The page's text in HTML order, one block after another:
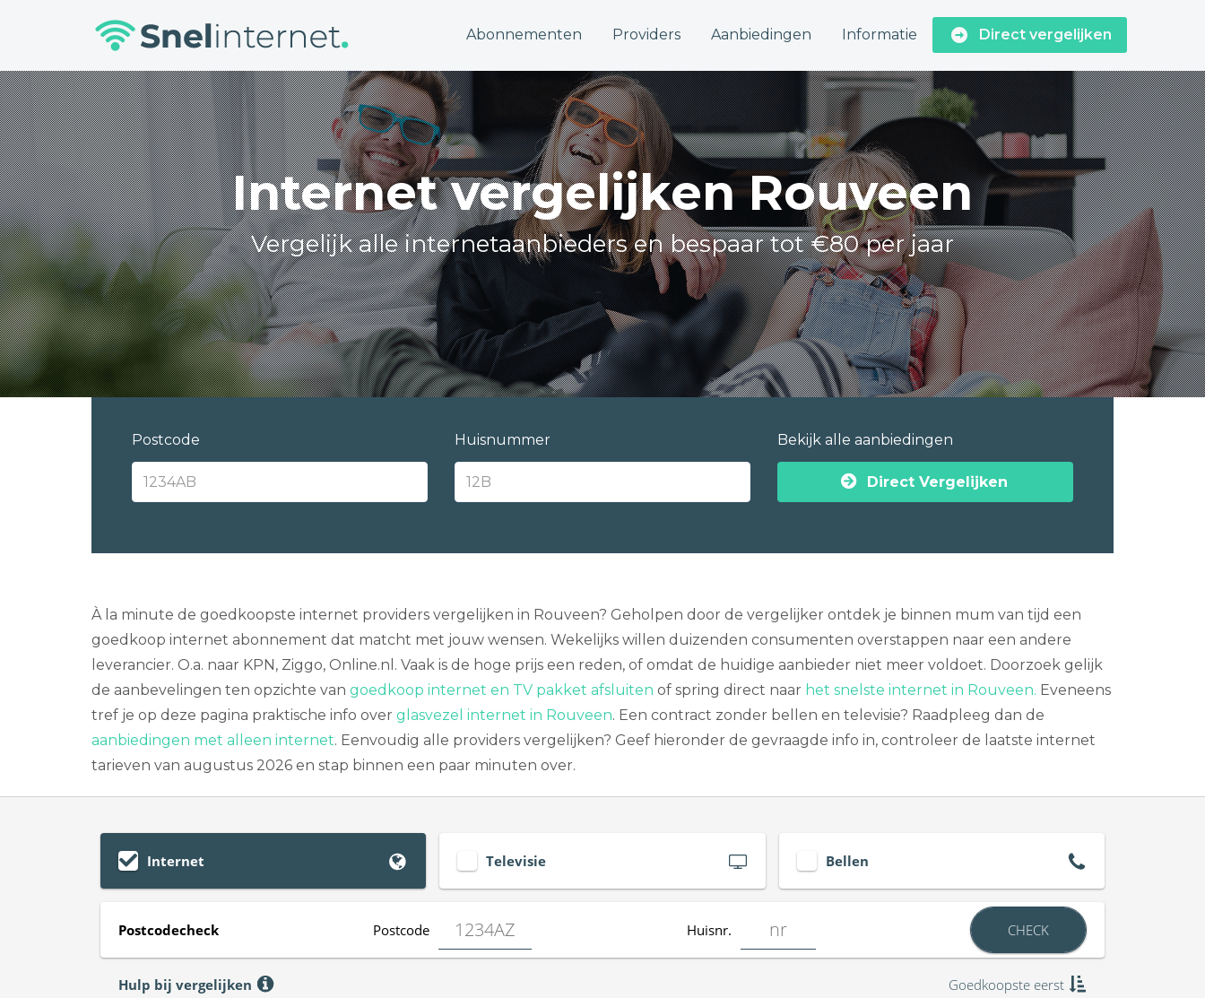
Abonnementen Providers Aanbiedingen Informatie Direct vergelijken
Skip
to
content
Internet vergelijken Rouveen
Vergelijk alle internetaanbieders en bespaar tot €80 per jaar
Postcode Huisnummer Bekijk alle aanbiedingen
Direct Vergelijken
À la minute de goedkoopste internet providers vergelijken in Rouveen? Geholpen door de vergelijker ontdek je binnen mum van tijd een
goedkoop internet abonnement dat matcht met jouw wensen. Wekelijks willen duizenden consumenten overstappen naar een andere
leverancier. O.a. naar KPN, Ziggo, Online.nl. Vaak is de hoge prijs een reden, of omdat de huidige aanbieder niet meer voldoet. Doorzoek gelijk
de aanbevelingen ten opzichte van goedkoop internet en TV pakket afsluiten of spring direct naar het snelste internet in Rouveen. Eveneens
tref je op deze pagina praktische info over glasvezel internet in Rouveen. Een contract zonder bellen en televisie? Raadpleeg dan de
aanbiedingen met alleen internet. Eenvoudig alle providers vergelijken? Geef hieronder de gevraagde info in, controleer de laatste internet
tarieven van augustus 2026 en stap binnen een paar minuten over.
Internet Televisie Bellen
Postcodecheck Postcode Huisnr. CHECK
Hulp bij vergelijken Goedkoopste eerst